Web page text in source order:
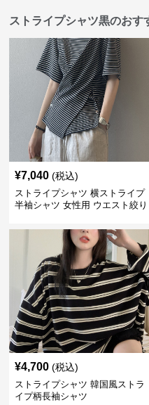
ストライプシャツ黒のおす
¥7,040 (税込)
ストライプシャツ 横ストライプ
半袖シャツ 女性用 ウエスト絞り
¥4,700 (税込)
ストライプシャツ 韓国風ストラ
イプ柄長袖シャツ